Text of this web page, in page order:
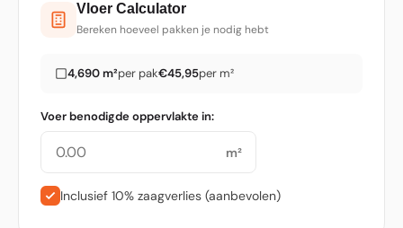
Vloer Calculator
Bereken hoeveel pakken je nodig hebt
4,690 m²per pak€45,95per m²
Voer benodigde oppervlakte in:
m²
Inclusief 10% zaagverlies (aanbevolen)